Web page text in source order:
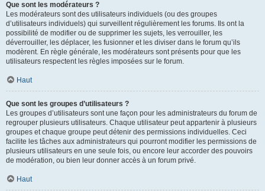
Que sont les modérateurs ?
Les modérateurs sont des utilisateurs individuels (ou des groupes
d’utilisateurs individuels) qui surveillent régulièrement les forums. Ils ont la
possibilité de modifier ou de supprimer les sujets, les verrouiller, les
déverrouiller, les déplacer, les fusionner et les diviser dans le forum qu’ils
modèrent. En règle générale, les modérateurs sont présents pour que les
utilisateurs respectent les règles imposées sur le forum.
Haut
Que sont les groupes d’utilisateurs ?
Les groupes d’utilisateurs sont une façon pour les administrateurs du forum de
regrouper plusieurs utilisateurs. Chaque utilisateur peut appartenir à plusieurs
groupes et chaque groupe peut détenir des permissions individuelles. Ceci
facilite les tâches aux administrateurs qui pourront modifier les permissions de
plusieurs utilisateurs en une seule fois, ou encore leur accorder des pouvoirs
de modération, ou bien leur donner accès à un forum privé.
Haut